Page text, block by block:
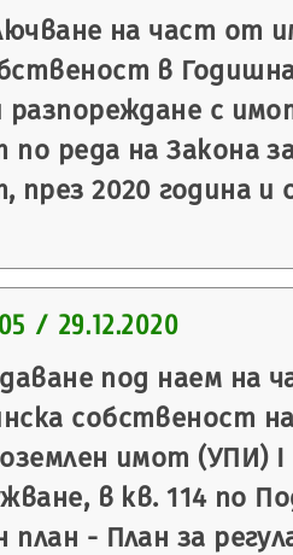
на част от
в
разпореждане с
по реда на Закона
през 2020 година
/ 29.12.2020
под наем на
собственост
имот (УПИ)
в кв. 114 по
- План за